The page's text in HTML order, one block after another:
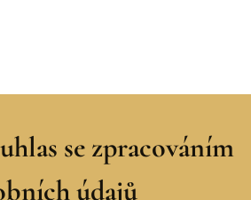
se zpracováním
údajů